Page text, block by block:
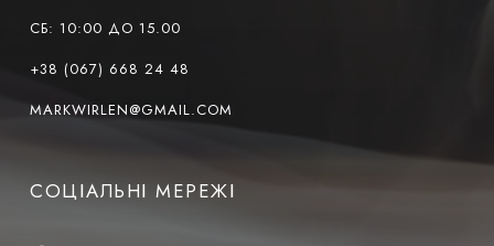
СБ: 10:00 ДО 15.00
+38 (067) 668 24 48
MARKWIRLEN@GMAIL.COM
СОЦІАЛЬНІ МЕРЕЖІ